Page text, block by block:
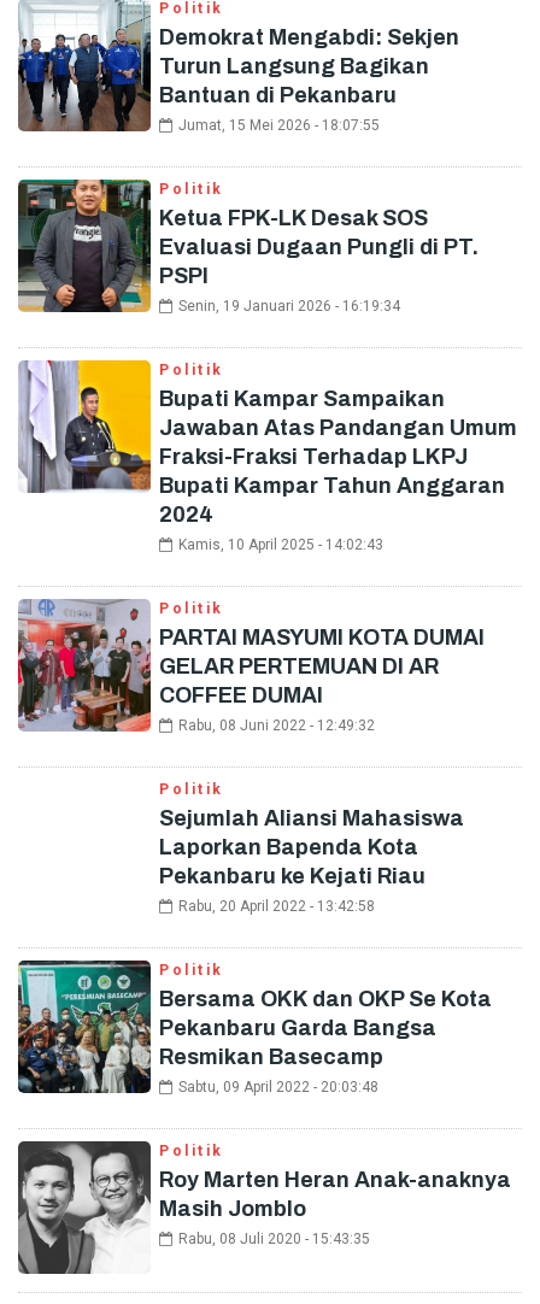
Politik
Demokrat Mengabdi: Sekjen
Turun Langsung Bagikan
Bantuan di Pekanbaru
Jumat, 15 Mei 2026 - 18:07:55
Politik
Ketua FPK-LK Desak SOS
Evaluasi Dugaan Pungli di PT.
PSPI
Senin, 19 Januari 2026 - 16:19:34
Politik
Bupati Kampar Sampaikan
Jawaban Atas Pandangan Umum
Fraksi-Fraksi Terhadap LKPJ
Bupati Kampar Tahun Anggaran
2024
Kamis, 10 April 2025 - 14:02:43
Politik
PARTAI MASYUMI KOTA DUMAI
GELAR PERTEMUAN DI AR
COFFEE DUMAI
Rabu, 08 Juni 2022 - 12:49:32
Politik
Sejumlah Aliansi Mahasiswa
Laporkan Bapenda Kota
Pekanbaru ke Kejati Riau
Rabu, 20 April 2022 - 13:42:58
Politik
Bersama OKK dan OKP Se Kota
Pekanbaru Garda Bangsa
Resmikan Basecamp
Sabtu, 09 April 2022 - 20:03:48
Politik
Roy Marten Heran Anak-anaknya
Masih Jomblo
Rabu, 08 Juli 2020 - 15:43:35